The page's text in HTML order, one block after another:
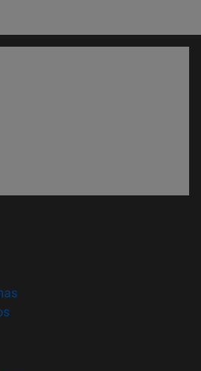
ventana)
(abre en nueva ventana)
(abre en nueva ventana)